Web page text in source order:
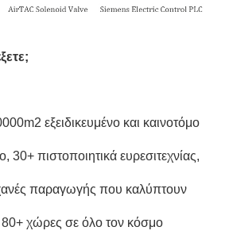
εξειδικευμένο και καινοτόμο
30+ πιστοποιητικά ευρεσιτεχνίας,
παραγωγής που καλύπτουν
χώρες σε όλο τον κόσμο